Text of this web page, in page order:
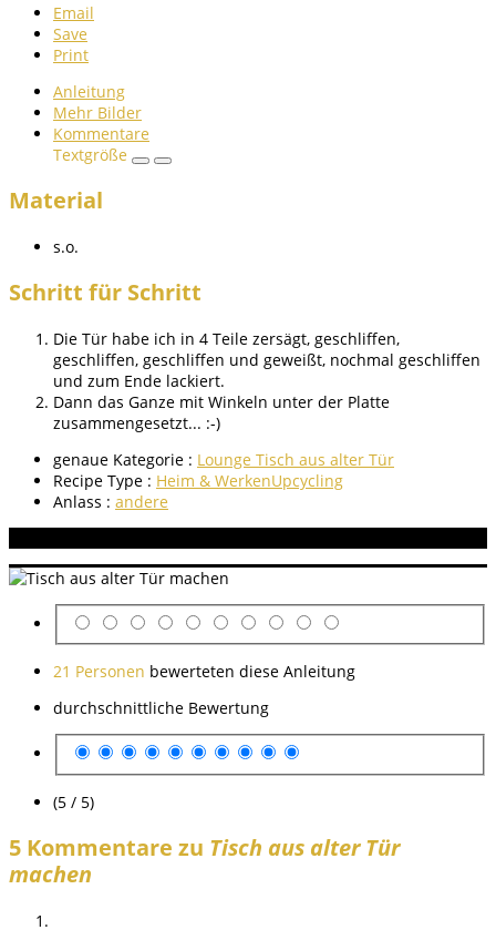
Email
Save
Print
Anleitung
Mehr Bilder
Kommentare
Textgröße
Material
s.o.
Schritt für Schritt
Die Tür habe ich in 4 Teile zersägt, geschliffen,
geschliffen, geschliffen und geweißt, nochmal geschliffen
und zum Ende lackiert.
Dann das Ganze mit Winkeln unter der Platte
zusammengesetzt... :-)
genaue Kategorie : Lounge Tisch aus alter Tür
Recipe Type : Heim & WerkenUpcycling
Anlass : andere
21 Personen bewerteten diese Anleitung
durchschnittliche Bewertung
(5 / 5)
5 Kommentare zu Tisch aus alter Tür
machen